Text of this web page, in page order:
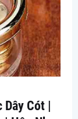
Dây Cót |